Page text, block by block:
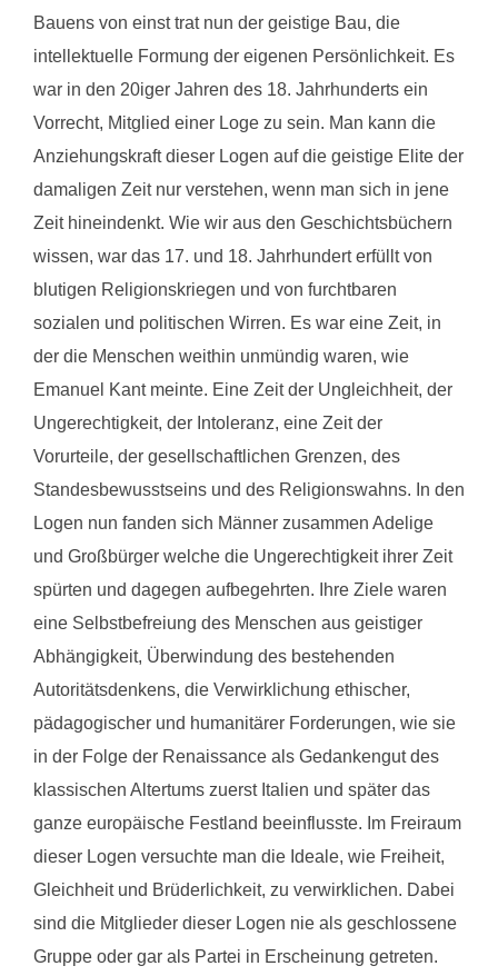
Bauens von einst trat nun der geistige Bau, die
intellektuelle Formung der eigenen Persönlichkeit. Es
war in den 20iger Jahren des 18. Jahrhunderts ein
Vorrecht, Mitglied einer Loge zu sein. Man kann die
Anziehungskraft dieser Logen auf die geistige Elite der
damaligen Zeit nur verstehen, wenn man sich in jene
Zeit hineindenkt. Wie wir aus den Geschichtsbüchern
wissen, war das 17. und 18. Jahrhundert erfüllt von
blutigen Religionskriegen und von furchtbaren
sozialen und politischen Wirren. Es war eine Zeit, in
der die Menschen weithin unmündig waren, wie
Emanuel Kant meinte. Eine Zeit der Ungleichheit, der
Ungerechtigkeit, der Intoleranz, eine Zeit der
Vorurteile, der gesellschaftlichen Grenzen, des
Standesbewusstseins und des Religionswahns. In den
Logen nun fanden sich Männer zusammen Adelige
und Großbürger welche die Ungerechtigkeit ihrer Zeit
spürten und dagegen aufbegehrten. Ihre Ziele waren
eine Selbstbefreiung des Menschen aus geistiger
Abhängigkeit, Überwindung des bestehenden
Autoritätsdenkens, die Verwirklichung ethischer,
pädagogischer und humanitärer Forderungen, wie sie
in der Folge der Renaissance als Gedankengut des
klassischen Altertums zuerst Italien und später das
ganze europäische Festland beeinflusste. Im Freiraum
dieser Logen versuchte man die Ideale, wie Freiheit,
Gleichheit und Brüderlichkeit, zu verwirklichen. Dabei
sind die Mitglieder dieser Logen nie als geschlossene
Gruppe oder gar als Partei in Erscheinung getreten.